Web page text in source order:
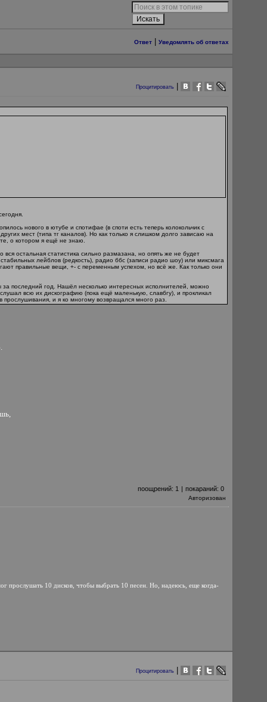
Ответ Уведомлять об ответах
Процитировать
нового в ютубе и спотифае (в споти есть теперь колокольчик с
мест (типа тг каналов). Но как только я слишком долго зависаю на
о котором я ещё не знаю.
остальная статистика сильно размазана, но опять же не будет
лейблов (редкость), радио ббс (записи радио шоу) или миксмага
правильные вещи, +- с переменным успехом, но всё же. Как только они
последний год. Нашёл несколько интересных исполнителей, можно
всю их дискографию (пока ещё маленькую, славбгу), и прокликал
и я ко многому возвращался много раз.
поощрений: 1 | покараний: 0
Авторизован
прослушать 10 дисков, чтобы выбрать 10 песен. Но, надеюсь, еще когда-
Процитировать